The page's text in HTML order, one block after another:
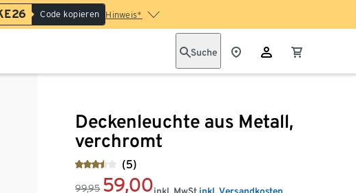
Code kopieren Hinweis*
Suche
Deckenleuchte aus Metall,
verchromt
(5)
99,95 59,00